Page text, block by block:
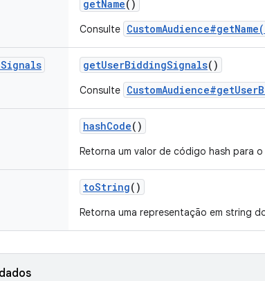
getName()
Consulte
Signals getUserBiddingSignals()
Consulte
hashCode()
Retorna um valor de código hash para
toString()
Retorna uma representação em string